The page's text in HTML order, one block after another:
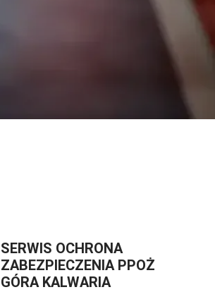
SERWIS OCHRONA
ZABEZPIECZENIA PPOŻ
GÓRA KALWARIA